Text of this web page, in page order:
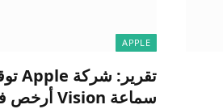
APPLE
سماعة Vision أرخص في العام المقبل